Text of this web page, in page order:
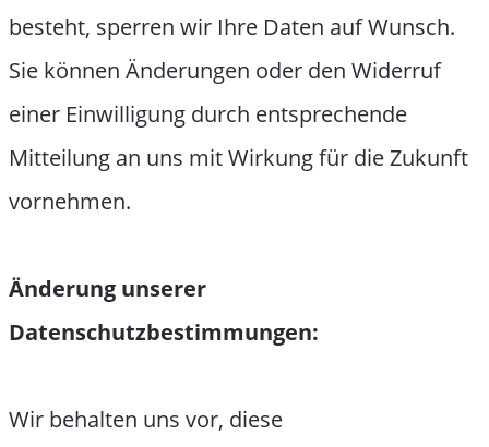
besteht, sperren wir Ihre Daten auf Wunsch.
Sie können Änderungen oder den Widerruf
einer Einwilligung durch entsprechende
Mitteilung an uns mit Wirkung für die Zukunft
vornehmen.
Änderung unserer
Datenschutzbestimmungen:
Wir behalten uns vor, diese